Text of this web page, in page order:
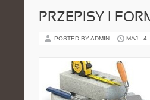
PRZEPISY I
POSTED BY ADMIN MAJ - 4